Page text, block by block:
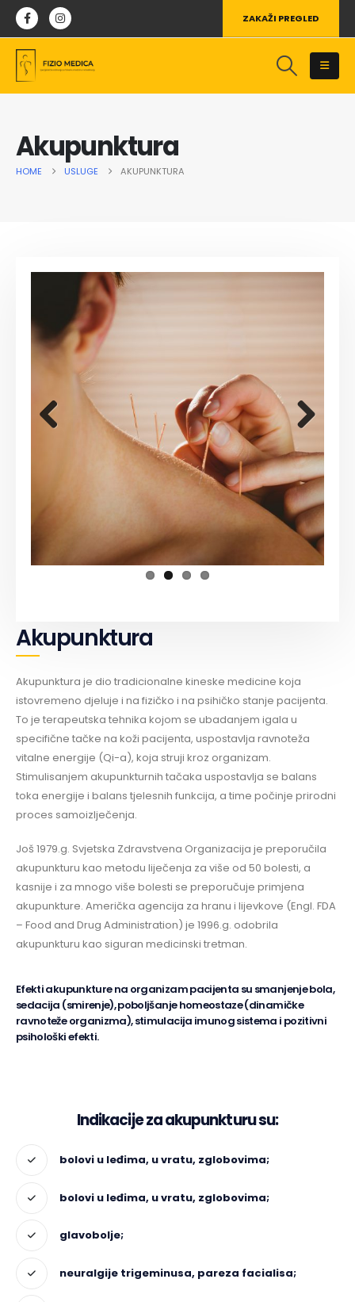
ZAKAŽI PREGLED
Akupunktura
HOME USLUGE AKUPUNKTURA
Akupunktura
Akupunktura je dio tradicionalne kineske medicine koja
istovremeno djeluje i na fizičko i na psihičko stanje pacijenta.
To je terapeutska tehnika kojom se ubadanjem igala u
specifične tačke na koži pacijenta, uspostavlja ravnoteža
vitalne energije (Qi-a), koja struji kroz organizam.
Stimulisanjem akupunkturnih tačaka uspostavlja se balans
toka energije i balans tjelesnih funkcija, a time počinje prirodni
proces samoizlječenja.
Još 1979.g. Svjetska Zdravstvena Organizacija je preporučila
akupunkturu kao metodu liječenja za više od 50 bolesti, a
kasnije i za mnogo više bolesti se preporučuje primjena
akupunkture. Američka agencija za hranu i lijevkove (Engl. FDA
– Food and Drug Administration) je 1996.g. odobrila
akupunkturu kao siguran medicinski tretman.
Efekti akupunkture na organizam pacijenta su smanjenje bola,
sedacija (smirenje), poboljšanje homeostaze (dinamičke
ravnoteže organizma), stimulacija imunog sistema i pozitivni
psihološki efekti.
Indikacije za akupunkturu su:
bolovi u leđima, u vratu, zglobovima;
bolovi u leđima, u vratu, zglobovima;
glavobolje;
neuralgije trigeminusa, pareza facialisa;